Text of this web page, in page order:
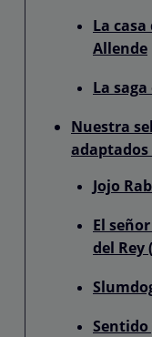
La
Allende
La
Nuestra
adaptados
Jojo
El
del Rey
Sentido